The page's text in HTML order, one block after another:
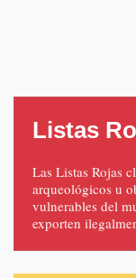
Listas
Las Listas Rojas
arqueológicos u
vulnerables del
exporten